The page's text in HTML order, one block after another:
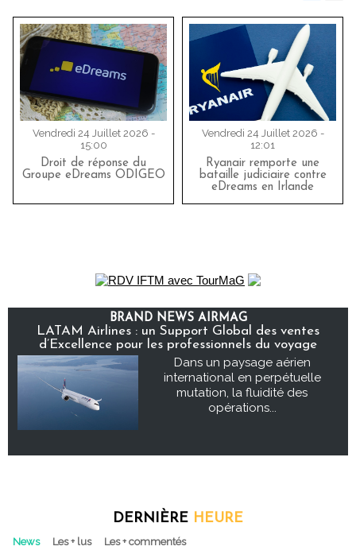
Vendredi 24 Juillet 2026 -
15:00
Droit de réponse du
Groupe eDreams ODIGEO
Vendredi 24 Juillet 2026 -
12:01
Ryanair remporte une
bataille judiciaire contre
eDreams en Irlande
BRAND NEWS AIRMAG
LATAM Airlines : un Support Global des ventes
d’Excellence pour les professionnels du voyage
Dans un paysage aérien
international en perpétuelle
mutation, la fluidité des
opérations...
DERNIÈRE HEURE
News Les + lus Les + commentés